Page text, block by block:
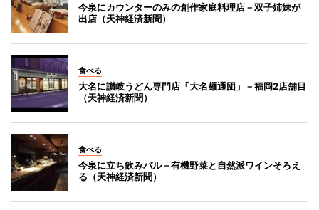
今泉にカウンターのみの創作家庭料理店－双子姉妹が
出店（天神経済新聞）
食べる
大名に讃岐うどん専門店「大名麺通団」－福岡2店舗目
（天神経済新聞）
食べる
今泉に立ち飲みバル－有機野菜と自然派ワインそろえ
る（天神経済新聞）